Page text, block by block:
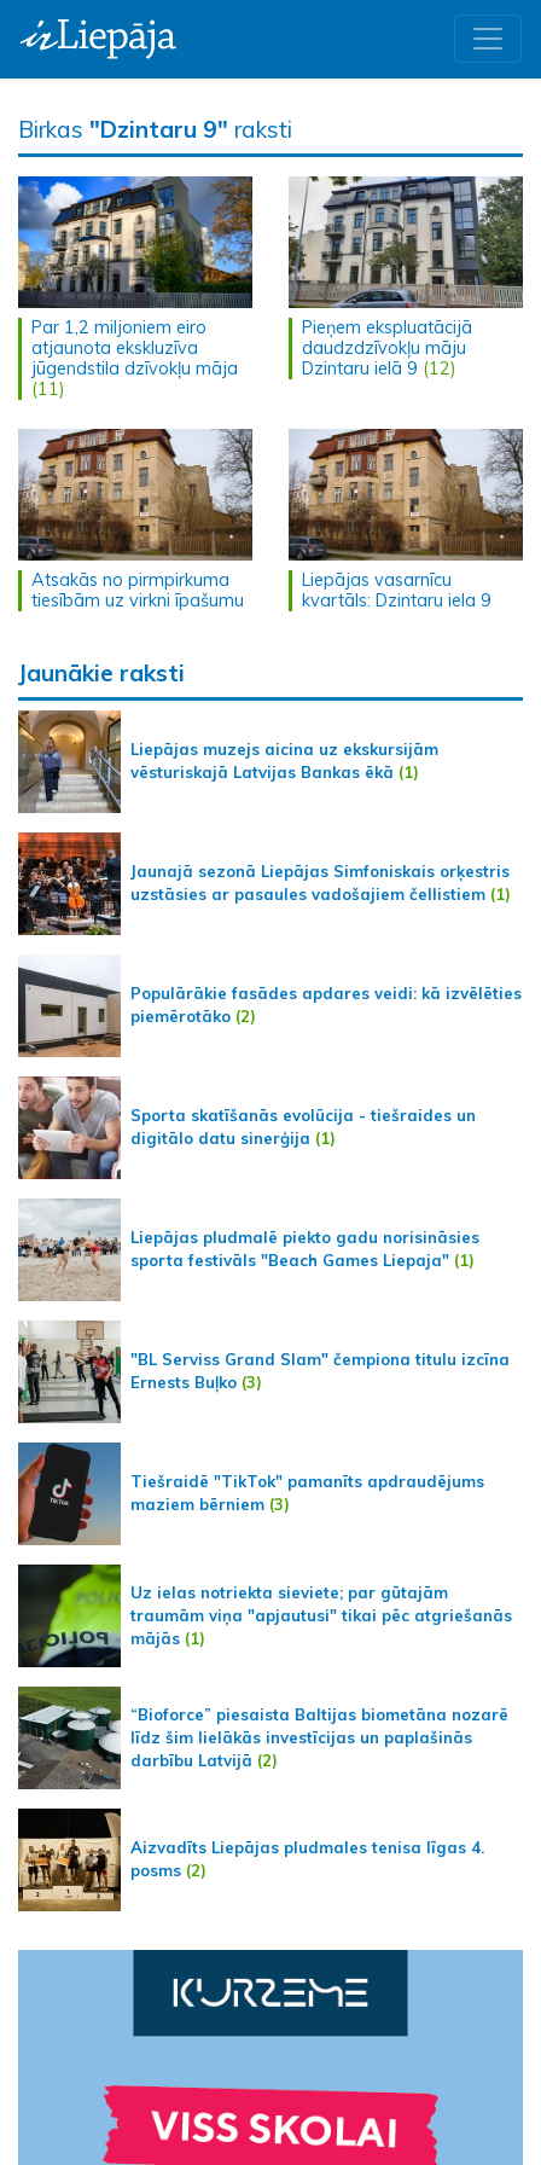
Birkas "Dzintaru 9" raksti
Par 1,2 miljoniem eiro
atjaunota ekskluzīva
jūgendstila dzīvokļu māja
(11)
Pieņem ekspluatācijā
daudzdzīvokļu māju
Dzintaru ielā 9 (12)
Atsakās no pirmpirkuma
tiesībām uz virkni īpašumu
Liepājas vasarnīcu
kvartāls: Dzintaru iela 9
Jaunākie raksti
Liepājas muzejs aicina uz ekskursijām
vēsturiskajā Latvijas Bankas ēkā (1)
Jaunajā sezonā Liepājas Simfoniskais orķestris
uzstāsies ar pasaules vadošajiem čellistiem (1)
Populārākie fasādes apdares veidi: kā izvēlēties
piemērotāko (2)
Sporta skatīšanās evolūcija - tiešraides un
digitālo datu sinerģija (1)
Liepājas pludmalē piekto gadu norisināsies
sporta festivāls "Beach Games Liepaja" (1)
"BL Serviss Grand Slam" čempiona titulu izcīna
Ernests Buļko (3)
Tiešraidē "TikTok" pamanīts apdraudējums
maziem bērniem (3)
Uz ielas notriekta sieviete; par gūtajām
traumām viņa "apjautusi" tikai pēc atgriešanās
mājās (1)
“Bioforce” piesaista Baltijas biometāna nozarē
līdz šim lielākās investīcijas un paplašinās
darbību Latvijā (2)
Aizvadīts Liepājas pludmales tenisa līgas 4.
posms (2)